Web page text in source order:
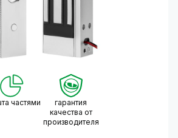
частями
гарантия
качества от
производителя